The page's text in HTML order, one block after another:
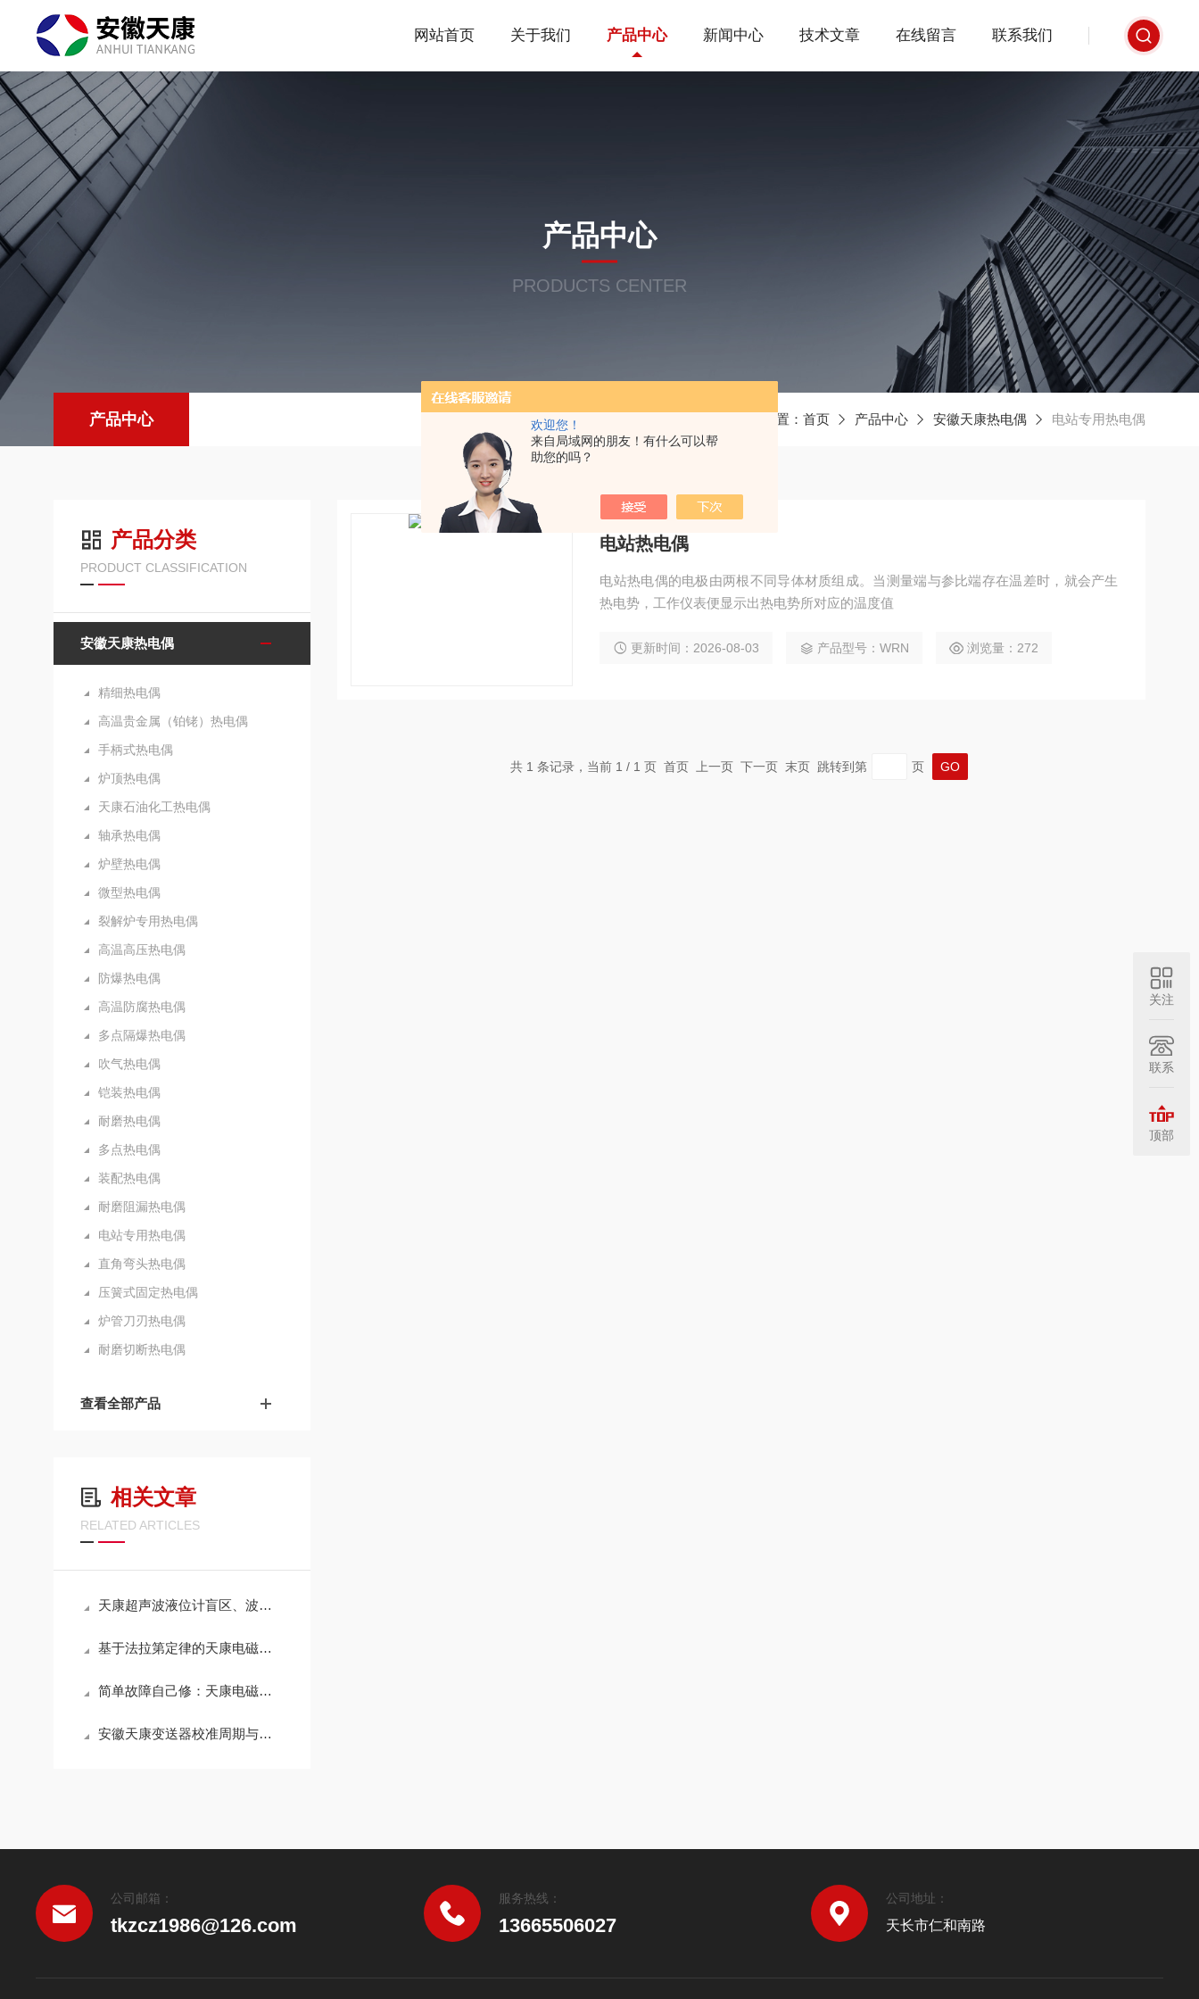
欢迎您！
来自局域网的朋友！有什么可以帮
助您的吗？
网站首页 关于我们 产品中心 新闻中心 技术文章 在线留言 联系我们
产品中心
PRODUCTS CENTER
产品中心 当前位置： 首页 产品中心 安徽天康热电偶 电站专用热电偶
产品分类
PRODUCT CLASSIFICATION
安徽天康热电偶
精细热电偶
高温贵金属（铂铑）热电偶
手柄式热电偶
炉顶热电偶
天康石油化工热电偶
轴承热电偶
炉壁热电偶
微型热电偶
裂解炉专用热电偶
高温高压热电偶
防爆热电偶
高温防腐热电偶
多点隔爆热电偶
吹气热电偶
铠装热电偶
耐磨热电偶
多点热电偶
装配热电偶
耐磨阻漏热电偶
电站专用热电偶
直角弯头热电偶
压簧式固定热电偶
炉管刀刃热电偶
耐磨切断热电偶
查看全部产品
相关文章
RELATED ARTICLES
天康超声波液位计盲区、波束角、发射功率怎么选才不误测
基于法拉第定律的天康电磁流量计测量原理与常见故障检修维护指南
简单故障自己修：天康电磁流量计常见小问题的用户自行处理方法
安徽天康变送器校准周期与维护保养规范
电站热电偶
电站热电偶的电极由两根不同导体材质组成。当测量端与参比端存在温差时，就会产生
热电势，工作仪表便显示出热电势所对应的温度值
更新时间：2026-08-03 产品型号：WRN 浏览量：272
共 1 条记录，当前 1 / 1 页 首页 上一页 下一页 末页 跳转到第 页
公司邮箱：
tkzcz1986@126.com
服务热线：
13665506027
公司地址：
天长市仁和南路
关注
联系
顶部